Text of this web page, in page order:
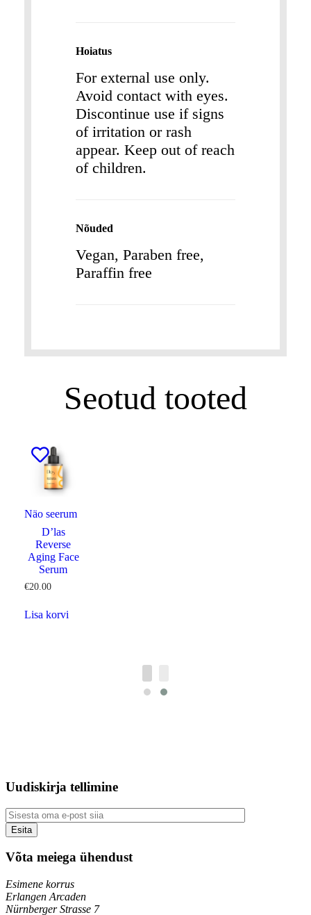
Hoiatus
For external use only.
Avoid contact with eyes.
Discontinue use if signs
of irritation or rash
appear. Keep out of reach
of children.
Nõuded
Vegan, Paraben free,
Paraffin free
Seotud tooted
Näo seerum
D’las
Reverse
Aging Face
Serum
€20.00
Lisa korvi
Uudiskirja tellimine
Võta meiega ühendust
Esimene korrus
Erlangen Arcaden
Nürnberger Strasse 7